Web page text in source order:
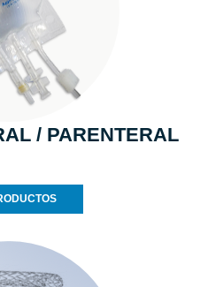
/ PARENTERAL